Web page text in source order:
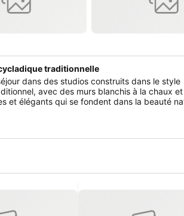
traditionnelle
dans des studios construits dans le style
avec des murs blanchis à la chaux
et élégants qui se fondent dans la beauté